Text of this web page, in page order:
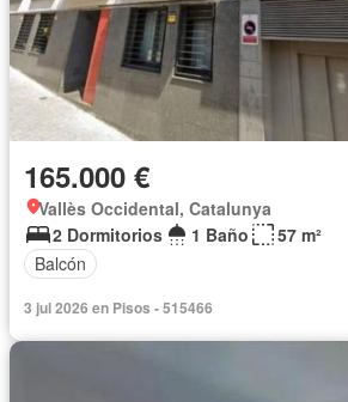
165.000 €
Vallès Occidental, Catalunya
2 Dormitorios
1 Baño
57 m²
Balcón
3 jul 2026 en Pisos - 515466